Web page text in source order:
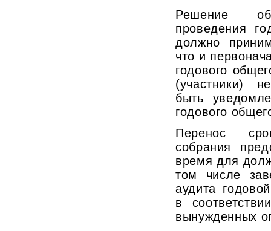
Решение
проведения
должно
что и
годового
(участники)
быть
годового
Перенос
собрания
время для
том числе
аудита
в
вынужденных